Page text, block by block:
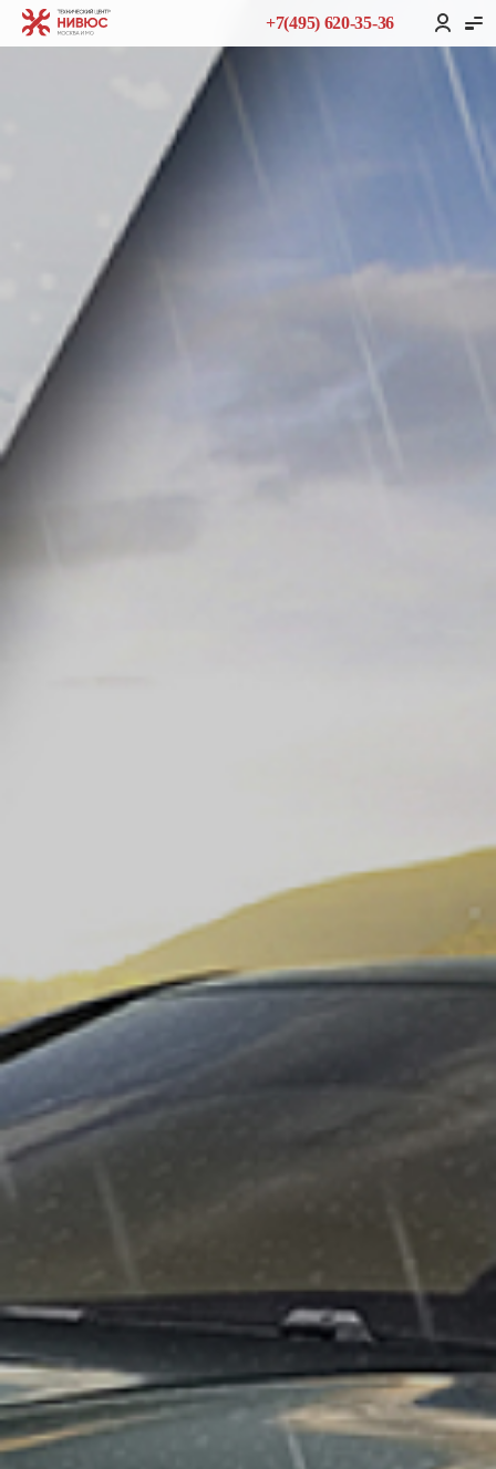
+7(495) 620-35-36